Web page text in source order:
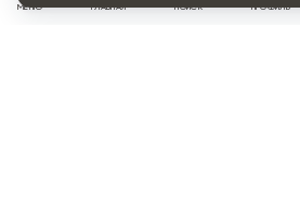
МЕНЮ ГЛАВНАЯ ПОИСК ПРОФИЛЬ